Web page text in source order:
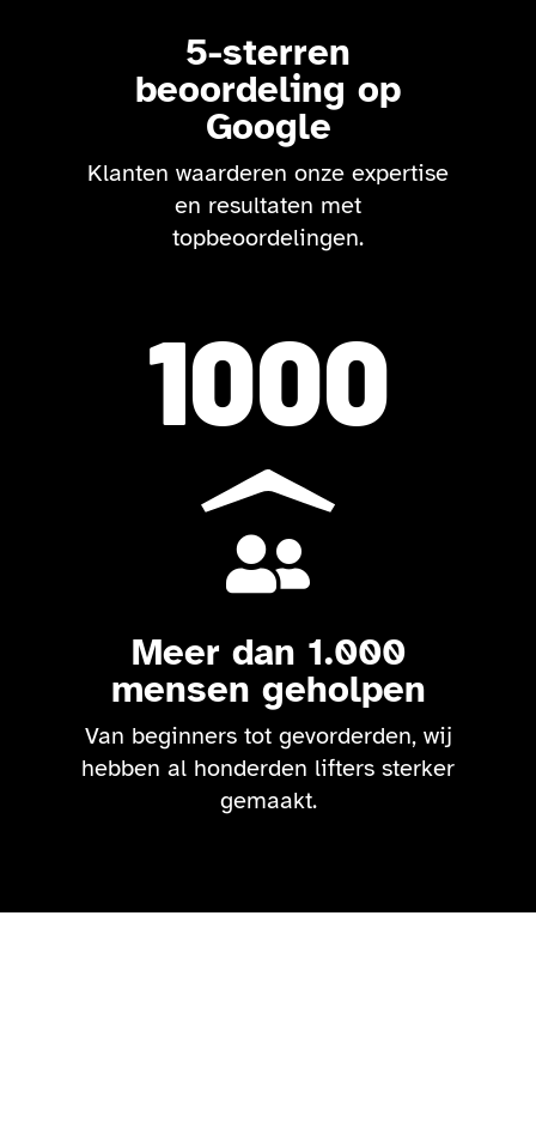
5-sterren
beoordeling op
Google
Klanten waarderen onze expertise
en resultaten met
topbeoordelingen.
1000

Meer dan 1.000
mensen geholpen
Van beginners tot gevorderden, wij
hebben al honderden lifters sterker
gemaakt.